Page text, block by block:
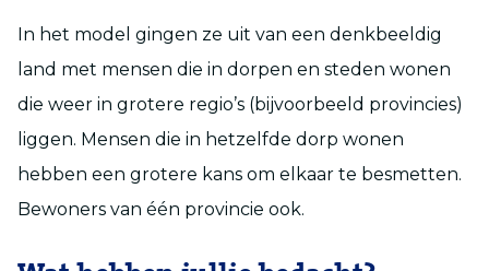
In het model gingen ze uit van een denkbeeldig
land met mensen die in dorpen en steden wonen
die weer in grotere regio’s (bijvoorbeeld provincies)
liggen. Mensen die in hetzelfde dorp wonen
hebben een grotere kans om elkaar te besmetten.
Bewoners van één provincie ook.